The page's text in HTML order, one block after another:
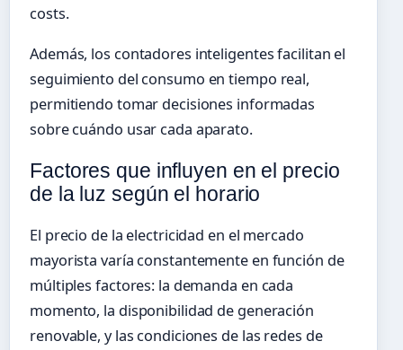
costs.
Además, los contadores inteligentes facilitan el
seguimiento del consumo en tiempo real,
permitiendo tomar decisiones informadas
sobre cuándo usar cada aparato.
Factores que influyen en el precio
de la luz según el horario
El precio de la electricidad en el mercado
mayorista varía constantemente en función de
múltiples factores: la demanda en cada
momento, la disponibilidad de generación
renovable, y las condiciones de las redes de